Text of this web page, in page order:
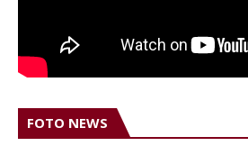
FOTO NEWS